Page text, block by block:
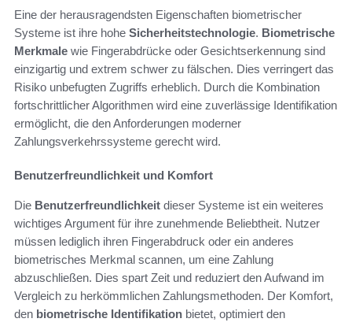
Eine der herausragendsten Eigenschaften biometrischer
Systeme ist ihre hohe Sicherheitstechnologie. Biometrische
Merkmale wie Fingerabdrücke oder Gesichtserkennung sind
einzigartig und extrem schwer zu fälschen. Dies verringert das
Risiko unbefugten Zugriffs erheblich. Durch die Kombination
fortschrittlicher Algorithmen wird eine zuverlässige Identifikation
ermöglicht, die den Anforderungen moderner
Zahlungsverkehrssysteme gerecht wird.
Benutzerfreundlichkeit und Komfort
Die Benutzerfreundlichkeit dieser Systeme ist ein weiteres
wichtiges Argument für ihre zunehmende Beliebtheit. Nutzer
müssen lediglich ihren Fingerabdruck oder ein anderes
biometrisches Merkmal scannen, um eine Zahlung
abzuschließen. Dies spart Zeit und reduziert den Aufwand im
Vergleich zu herkömmlichen Zahlungsmethoden. Der Komfort,
den biometrische Identifikation bietet, optimiert den